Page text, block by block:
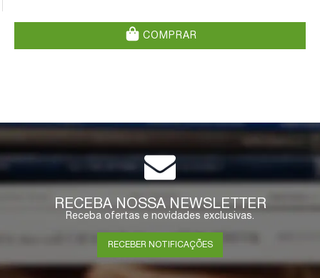
COMPRAR
RECEBA NOSSA NEWSLETTER
Receba ofertas e novidades exclusivas.
RECEBER NOTIFICAÇÕES